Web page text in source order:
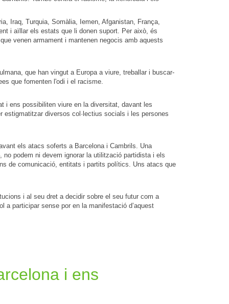
Iraq, Turquia, Somàlia, Iemen, Afganistan, França,
i aïllar els estats que li donen suport. Per això, és
venen armament i mantenen negocis amb aquests
que han vingut a Europa a viure, treballar i buscar-
que fomenten l'odi i el racisme.
i ens possibiliten viure en la diversitat, davant les
diversos col·lectius socials i les persones
els atacs soferts a Barcelona i Cambrils. Una
podem ni devem ignorar la utilització partidista i els
de comunicació, entitats i partits polítics. Uns atacs que
i al seu dret a decidir sobre el seu futur com a
participar sense por en la manifestació d’aquest
i ens